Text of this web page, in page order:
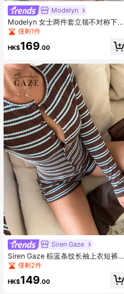
Modelyn
Modelyn 女士两件套立领不对称下摆
系腰上衣和半裙
僅剩1件
HK$169.00
Siren Gaze
Siren Gaze 棕蓝条纹长袖上衣短裤套
装，春秋季
僅剩2件
HK$149.00